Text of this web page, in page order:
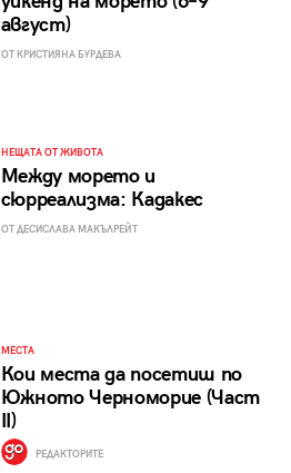
август)
ОТ КРИСТИЯНА БУРДЕВА
НЕЩАТА ОТ ЖИВОТА
Между морето и
сюрреализма: Кадакес
ОТ ДЕСИСЛАВА МАКЪЛРЕЙТ
МЕСТА
Кои места да посетиш по
Южното Черноморие (Част
II)
РЕДАКТОРИТЕ